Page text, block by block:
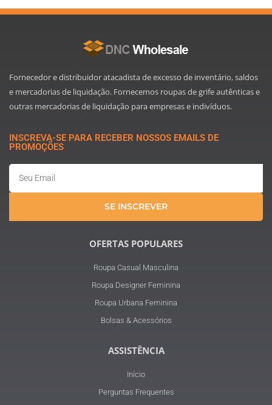
Fornecedor e distribuidor atacadista de excesso de inventário, saldos
e mercadorias de liquidação. Fornecemos roupas de grife autênticas e
outras mercadorias de liquidação para empresas e indivíduos.
INSCREVA-SE PARA RECEBER NOSSOS EMAILS DE
PROMOÇÕES
SE INSCREVER
OFERTAS POPULARES
Roupa Casual Masculina
Roupa Designer Feminina
Roupa Urbana Feminina
Bolsas & Acessórios
ASSISTÊNCIA
Início
Perguntas Frequentes